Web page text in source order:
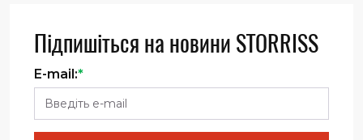
Підпишіться на новини STORRISS
E-mail:*